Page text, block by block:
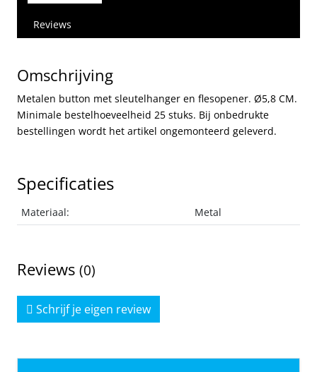
Reviews
Omschrijving
Metalen button met sleutelhanger en flesopener. Ø5,8 CM.
Minimale bestelhoeveelheid 25 stuks. Bij onbedrukte
bestellingen wordt het artikel ongemonteerd geleverd.
Specificaties
Materiaal: Metal
Reviews (0)
Schrijf je eigen review